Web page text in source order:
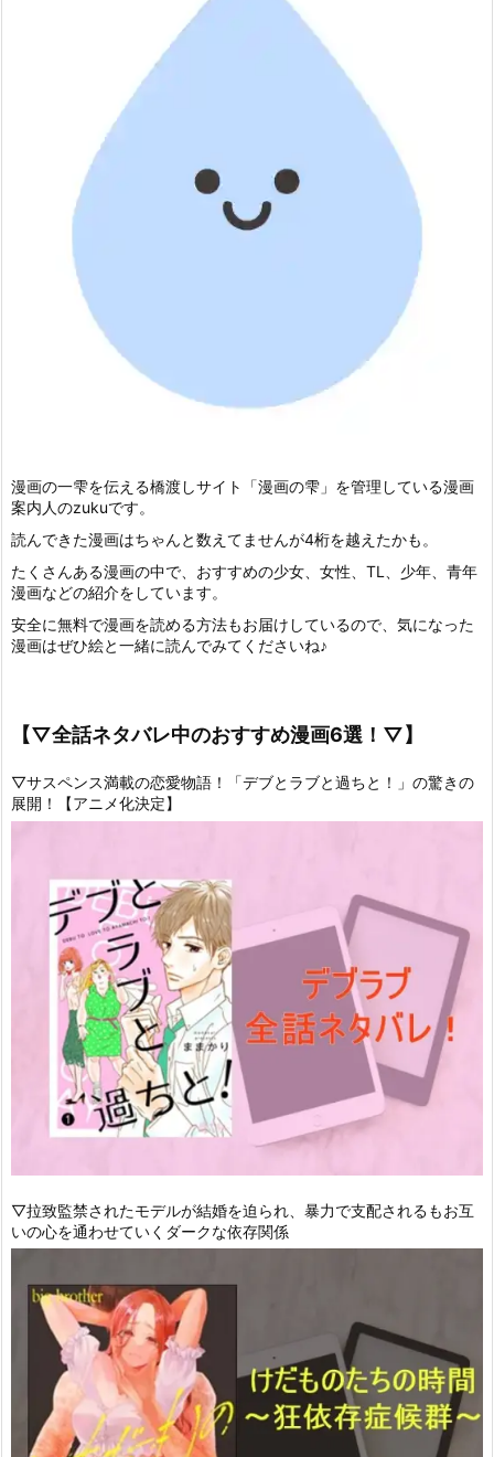
漫画の一雫を伝える橋渡しサイト「漫画の雫」を管理している漫画
案内人のzukuです。
読んできた漫画はちゃんと数えてませんが4桁を越えたかも。
たくさんある漫画の中で、おすすめの少女、女性、TL、少年、青年
漫画などの紹介をしています。
安全に無料で漫画を読める方法もお届けしているので、気になった
漫画はぜひ絵と一緒に読んでみてくださいね♪
【▽全話ネタバレ中のおすすめ漫画6選！▽】
▽サスペンス満載の恋愛物語！「デブとラブと過ちと！」の驚きの
展開！【アニメ化決定】
▽拉致監禁されたモデルが結婚を迫られ、暴力で支配されるもお互
いの心を通わせていくダークな依存関係